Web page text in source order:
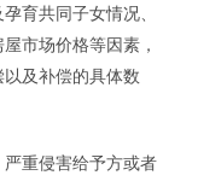
育共同子女情况、
市场价格等因素，
及补偿的具体数
重侵害给予方或者